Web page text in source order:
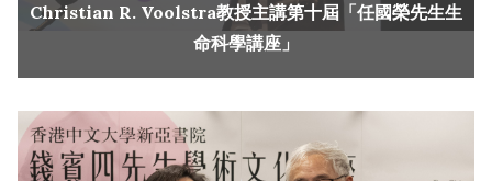
Christian R. Voolstra教授主講第十屆「任國榮先生生
命科學講座」